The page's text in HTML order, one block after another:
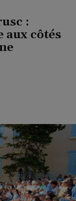
:
aux côtés